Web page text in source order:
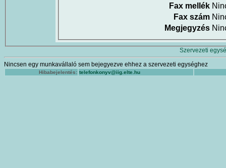
Fax mellék
Fax szám
Megjegyzés
Szervezeti
Nincsen egy munkavállaló sem bejegyezve ehhez a szervezeti egységhez
Hibabejelentés: telefonkonyv@iig.elte.hu